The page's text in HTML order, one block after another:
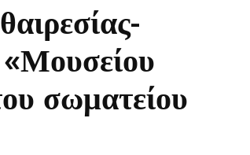
σωματείου